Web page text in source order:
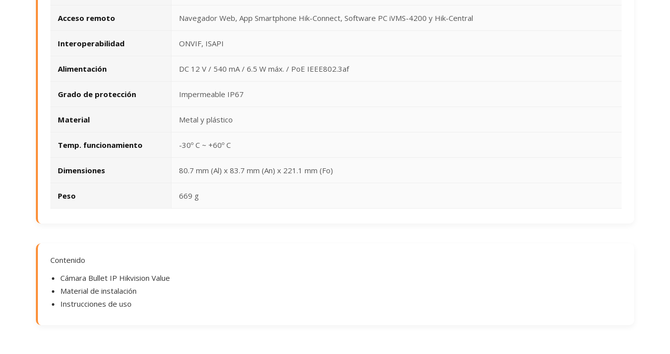
Acceso remoto Navegador Web, App Smartphone Hik-Connect, Software PC iVMS-4200 y Hik-Central
Interoperabilidad ONVIF, ISAPI
Alimentación DC 12 V / 540 mA / 6.5 W máx. / PoE IEEE802.3af
Grado de protección Impermeable IP67
Material Metal y plástico
Temp. funcionamiento -30º C ~ +60º C
Dimensiones 80.7 mm (Al) x 83.7 mm (An) x 221.1 mm (Fo)
Peso 669 g
Contenido
Cámara Bullet IP Hikvision Value
Material de instalación
Instrucciones de uso